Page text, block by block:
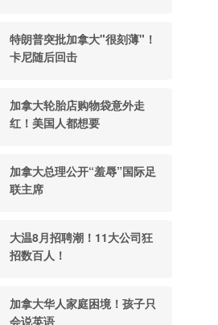
特朗普突批加拿大"很刻薄"！
卡尼随后回击
加拿大轮胎店购物袋意外走
红！美国人都想要
加拿大总理公开“羞辱”国际足
联主席
大温8月招聘潮！11大公司狂
招数百人！
加拿大华人家庭困境！孩子只
会说英语